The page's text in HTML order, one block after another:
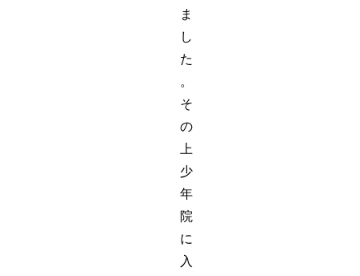
ま
し
た
。
そ
の
上
少
年
院
に
入